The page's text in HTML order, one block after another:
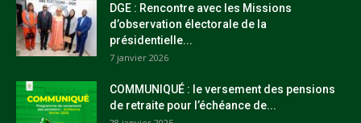
DGE : Rencontre avec les Missions
d’observation électorale de la
présidentielle...
7 janvier 2026
COMMUNIQUÉ : le versement des pensions
de retraite pour l’échéance de...